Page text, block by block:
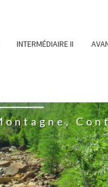
INTERMÉDIAIRE II